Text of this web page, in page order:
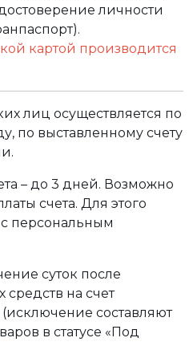
личности
картой производится
лиц осуществляется по
по выставленному счету
– до 3 дней. Возможно
счета. Для этого
персональным
суток после
на счет
составляют
в статусе «Под